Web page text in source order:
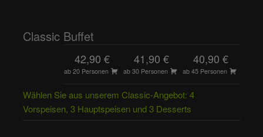
Classic Buffet
42,90 €
ab 20 Personen
41,90 €
ab 30 Personen
40,90 €
ab 45 Personen
Wählen Sie aus unserem Classic-Angebot: 4
Vorspeisen, 3 Hauptspeisen und 3 Desserts